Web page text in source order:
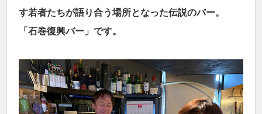
す若者たちが語り合う場所となった伝説のバー。
「石巻復興バー」です。